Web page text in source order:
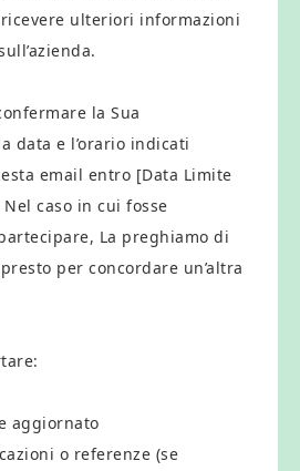
ulteriori informazioni
la Sua
data e l’orario indicati
email entro [Data Limite
caso in cui fosse
La preghiamo di
per concordare un’altra
aggiornato
o referenze (se